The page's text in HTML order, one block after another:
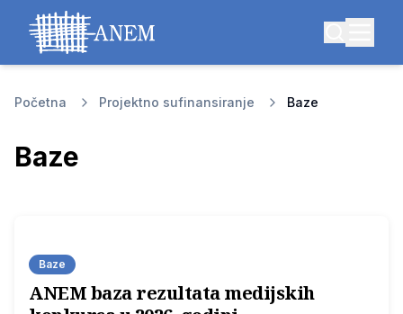
Početna Projektno sufinansiranje Baze
Baze
Baze
ANEM baza rezultata medijskih